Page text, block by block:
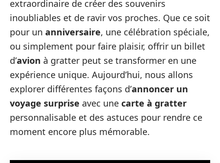
extraordinaire de créer des souvenirs
inoubliables et de ravir vos proches. Que ce soit
pour un anniversaire, une célébration spéciale,
ou simplement pour faire plaisir, offrir un billet
d’avion à gratter peut se transformer en une
expérience unique. Aujourd’hui, nous allons
explorer différentes façons d’annoncer un
voyage surprise avec une carte à gratter
personnalisable et des astuces pour rendre ce
moment encore plus mémorable.